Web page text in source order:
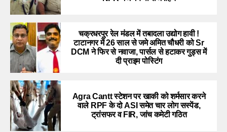
चक्रधरपुर रेल मंडल में तबादला उद्योग हावी !
टाटानगर में 26 साल से जमे अमित चौधरी को Sr
DCM ने फिर से नवाजा, पार्सल से हटाकर गुड्स में
दी प्राइम पोस्टिंग
Agra Cantt स्टेशन पर खाकी को शर्मसार करने
वाले RPF के दो ASI समेत चार लोग सस्पेंड,
ट्रांसफर व FIR, जांच कमेटी गठित